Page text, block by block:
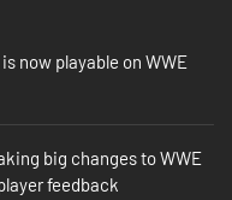
entréer, nye
fra Booker T og
Universe, i WWE
ugentlige shows
now playable on WWE
big changes to WWE
feedback